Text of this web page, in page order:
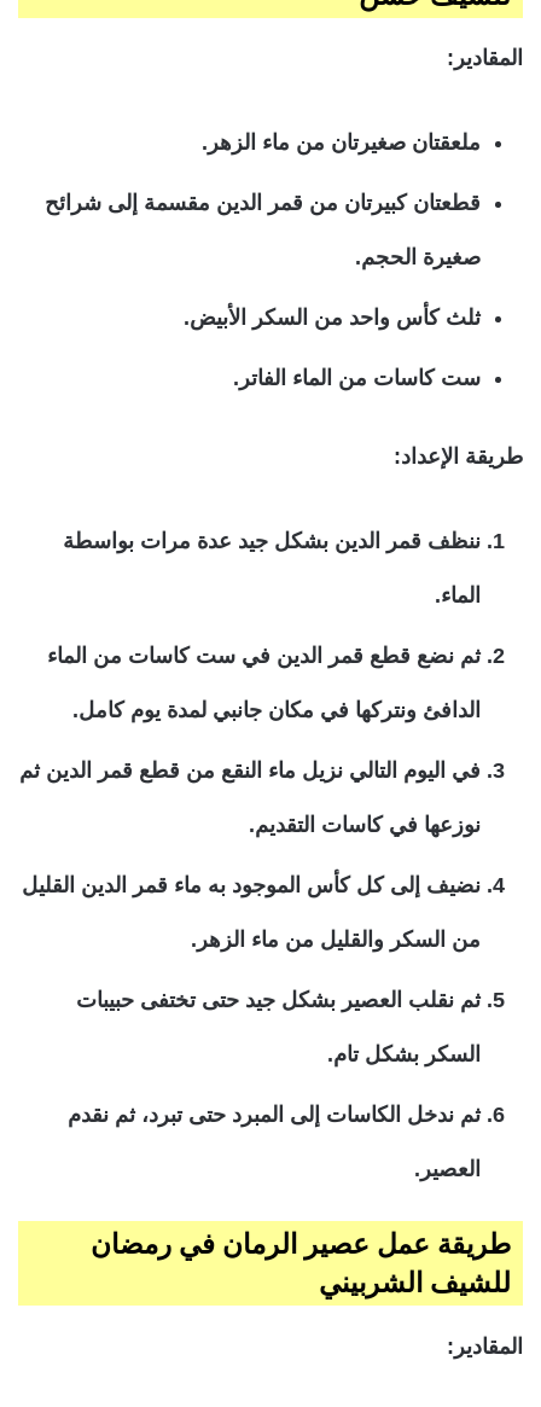
المقادير:
ملعقتان صغيرتان من ماء الزهر.
قطعتان كبيرتان من قمر الدين مقسمة إلى شرائح
صغيرة الحجم.
ثلث كأس واحد من السكر الأبيض.
ست كاسات من الماء الفاتر.
طريقة الإعداد:
ننظف قمر الدين بشكل جيد عدة مرات بواسطة
الماء.
ثم نضع قطع قمر الدين في ست كاسات من الماء
الدافئ ونتركها في مكان جانبي لمدة يوم كامل.
في اليوم التالي نزيل ماء النقع من قطع قمر الدين ثم
نوزعها في كاسات التقديم.
نضيف إلى كل كأس الموجود به ماء قمر الدين القليل
من السكر والقليل من ماء الزهر.
ثم نقلب العصير بشكل جيد حتى تختفى حبيبات
السكر بشكل تام.
ثم ندخل الكاسات إلى المبرد حتى تبرد، ثم نقدم
العصير.
طريقة عمل عصير الرمان في رمضان
للشيف الشربيني
المقادير: